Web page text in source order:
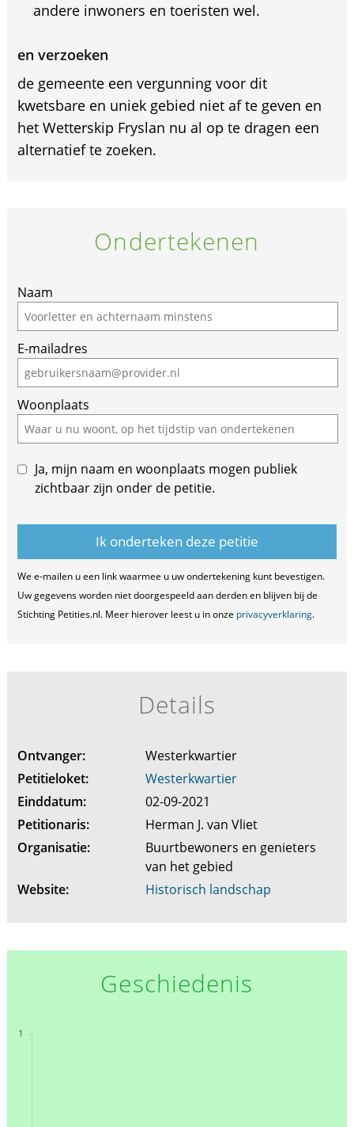
andere inwoners en toeristen wel.
en verzoeken
de gemeente een vergunning voor dit
kwetsbare en uniek gebied niet af te geven en
het Wetterskip Fryslan nu al op te dragen een
alternatief te zoeken.
Ondertekenen
Naam
E-mailadres
Woonplaats
Ja, mijn naam en woonplaats mogen publiek
zichtbaar zijn onder de petitie.
We e-mailen u een link waarmee u uw ondertekening kunt bevestigen.
Uw gegevens worden niet doorgespeeld aan derden en blijven bij de
Stichting Petities.nl. Meer hierover leest u in onze privacyverklaring.
Details
Ontvanger:
Westerkwartier
Petitieloket:
Westerkwartier
Einddatum:
02-09-2021
Petitionaris:
Herman J. van Vliet
Organisatie:
Buurtbewoners en genieters
van het gebied
Website:
Historisch landschap
Geschiedenis